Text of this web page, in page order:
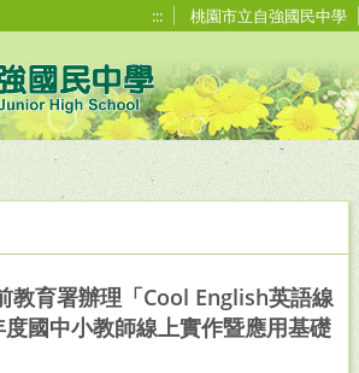
::: 桃園市立自強國民中學
教育署辦理「Cool English英語線
國中小教師線上實作暨應用基礎